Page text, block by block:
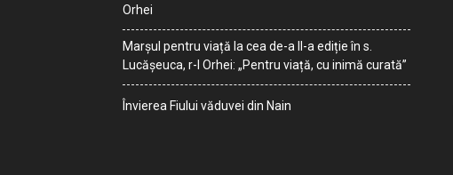
Orhei
Marșul pentru viață la cea de-a II-a ediție în s.
Lucășeuca, r-l Orhei: „Pentru viață, cu inimă curată”
Învierea Fiului văduvei din Nain